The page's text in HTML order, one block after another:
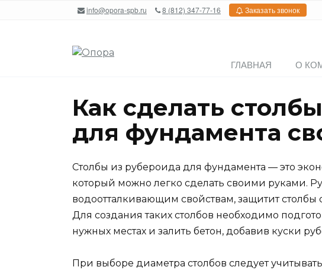
info@opora-spb.ru 8 (812) 347-77-16 Заказать звонок
ГЛАВНАЯ О
Как сделать
для фундамента
Столбы из рубероида для фундамента — это
который можно легко сделать своими руками.
водоотталкивающим свойствам, защитит столбы
Для создания таких столбов необходимо
нужных местах и залить бетон, добавив куски
При выборе диаметра столбов следует